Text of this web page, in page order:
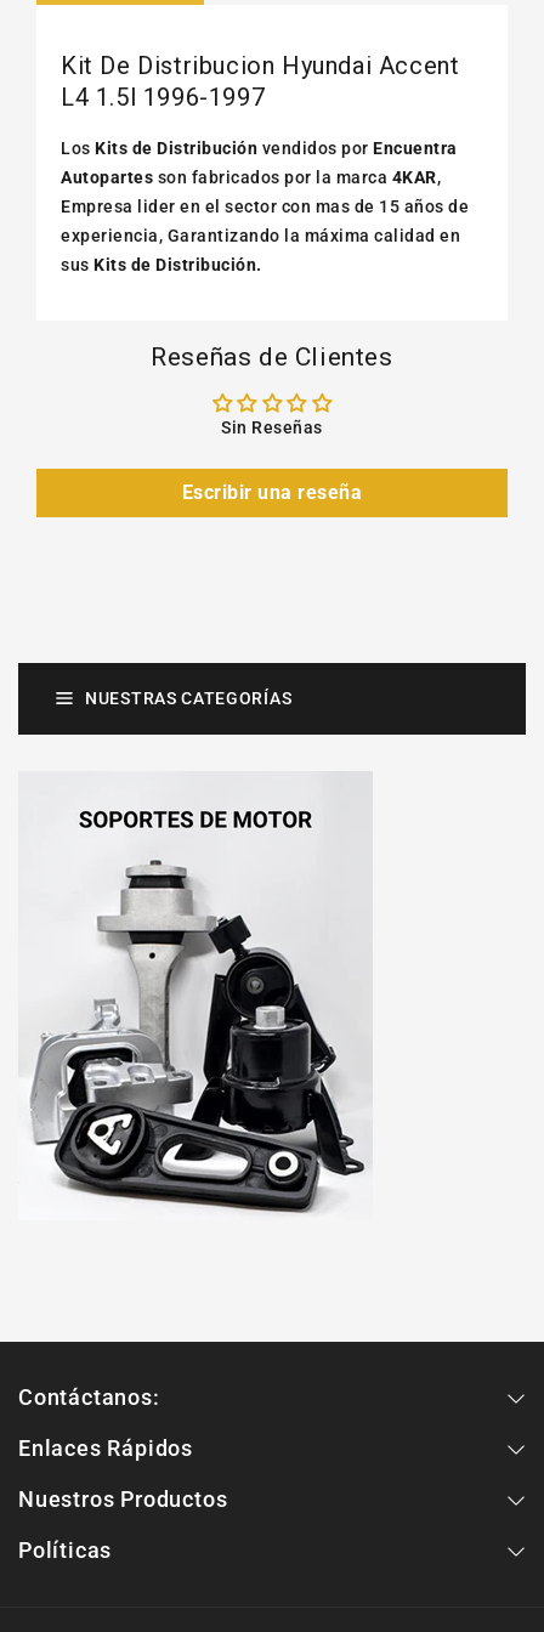
Kit De Distribucion Hyundai Accent
L4 1.5l 1996-1997
Los Kits de Distribución vendidos por Encuentra
Autopartes son fabricados por la marca 4KAR,
Empresa lider en el sector con mas de 15 años de
experiencia, Garantizando la máxima calidad en
sus Kits de Distribución.
Reseñas de Clientes
Sin Reseñas
Escribir una reseña
NUESTRAS CATEGORÍAS
Contáctanos:
Enlaces Rápidos
Nuestros Productos
Políticas